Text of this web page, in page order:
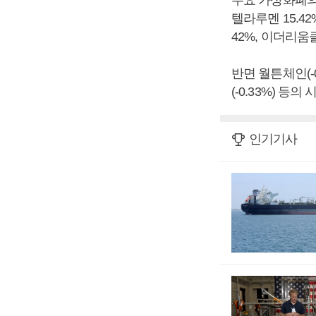
텔라루멘
42%, 이더리움
반면 월튼체인
(-0.33%) 등의
인기기사